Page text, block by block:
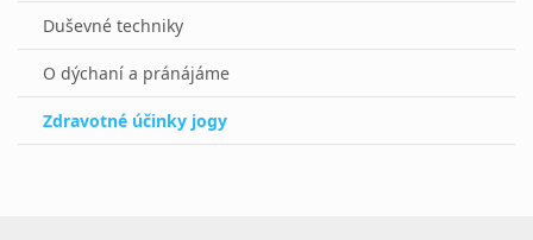
Duševné techniky
O dýchaní a pránájáme
Zdravotné účinky jogy